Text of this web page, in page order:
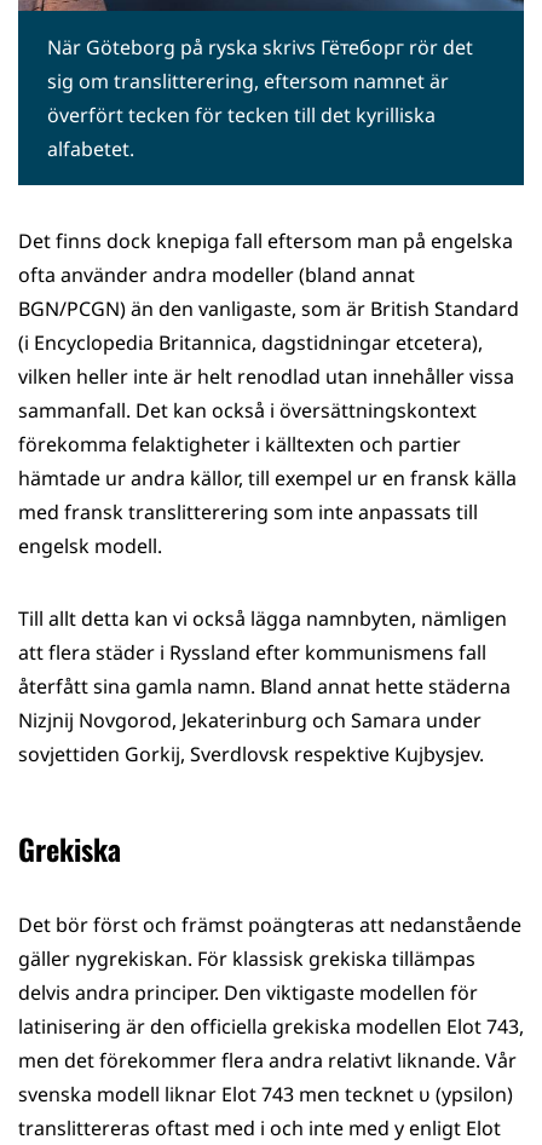
När Göteborg på ryska skrivs Гётеборг rör det
sig om translitterering, eftersom namnet är
överfört tecken för tecken till det kyrilliska
alfabetet.
Det finns dock knepiga fall eftersom man på engelska
ofta använder andra modeller (bland annat
BGN/PCGN) än den vanligaste, som är British Standard
(i Encyclopedia Britannica, dagstidningar etcetera),
vilken heller inte är helt renodlad utan innehåller vissa
sammanfall. Det kan också i översättningskontext
förekomma felaktigheter i källtexten och partier
hämtade ur andra källor, till exempel ur en fransk källa
med fransk translitterering som inte anpassats till
engelsk modell.
Till allt detta kan vi också lägga namnbyten, nämligen
att flera städer i Ryssland efter kommunismens fall
återfått sina gamla namn. Bland annat hette städerna
Nizjnij Novgorod, Jekaterinburg och Samara under
sovjettiden Gorkij, Sverdlovsk respektive Kujbysjev.
Grekiska
Det bör först och främst poängteras att nedanstående
gäller nygrekiskan. För klassisk grekiska tillämpas
delvis andra principer. Den viktigaste modellen för
latinisering är den officiella grekiska modellen Elot 743,
men det förekommer flera andra relativt liknande. Vår
svenska modell liknar Elot 743 men tecknet υ (ypsilon)
translittereras oftast med i och inte med y enligt Elot